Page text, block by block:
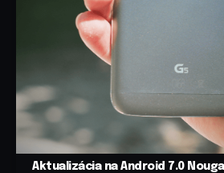
Aktualizácia na Android 7.0